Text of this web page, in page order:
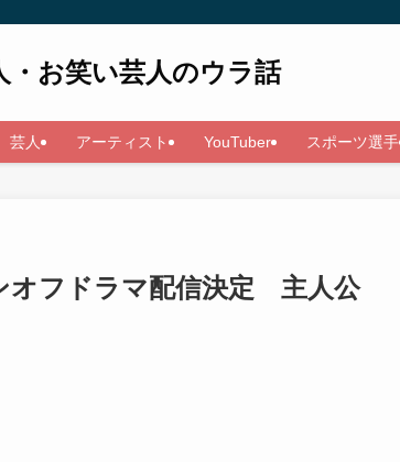
・お笑い芸人のウラ話
芸人 アーティスト YouTuber スポーツ選手
オフドラマ配信決定 主人公